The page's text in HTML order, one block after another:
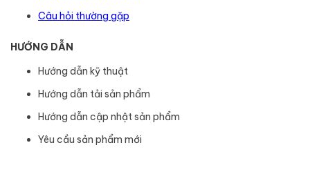
Câu hỏi thường gặp
HƯỚNG DẪN
Hướng dẫn kỹ thuật
Hướng dẫn tải sản phẩm
Hướng dẫn cập nhật sản phẩm
Yêu cầu sản phẩm mới